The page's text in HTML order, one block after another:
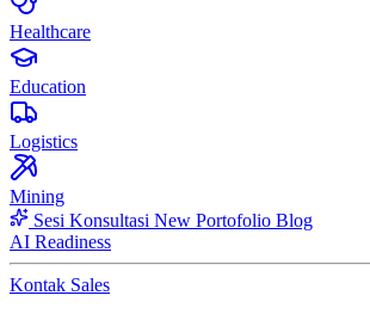
Healthcare
Education
Logistics
Mining
Sesi Konsultasi New Portofolio Blog
AI Readiness
Kontak Sales